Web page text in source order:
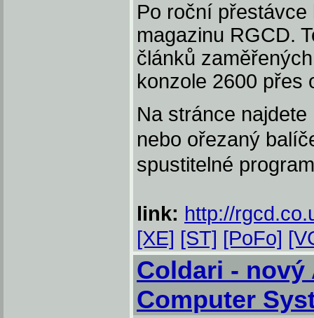
Po roční
magazinu RGCD.
článků
konzole 2600 přes
Na stránce
nebo ořezaný
spustitelné
link: http://
[XE] [ST] [PoFo]
Coldari - nový
Computer